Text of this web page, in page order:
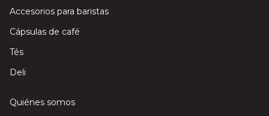
Accesorios para baristas
Cápsulas de café
Tés
Deli
Quiénes somos